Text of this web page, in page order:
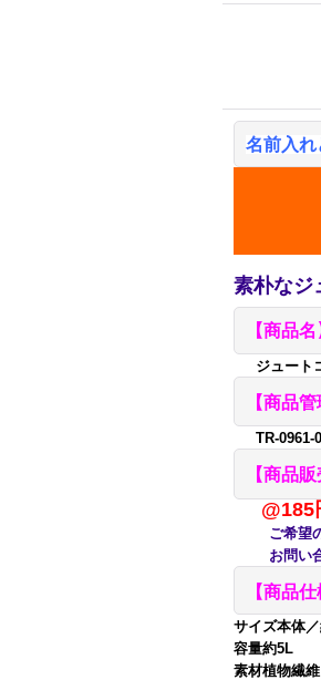
名前入
素朴なジ
【商品名
ジュートコ
【商品管
TR-0961-
【商品販
@185
ご希望の
お問い合
【商品仕
サイズ本体
容量約5L
素材植物繊